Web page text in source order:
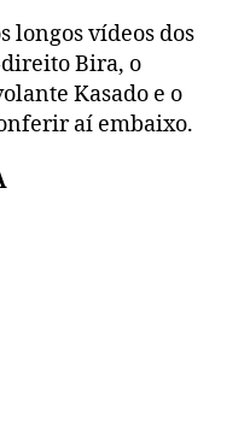
longos vídeos dos
Bira, o
Kasado e o
aí embaixo.